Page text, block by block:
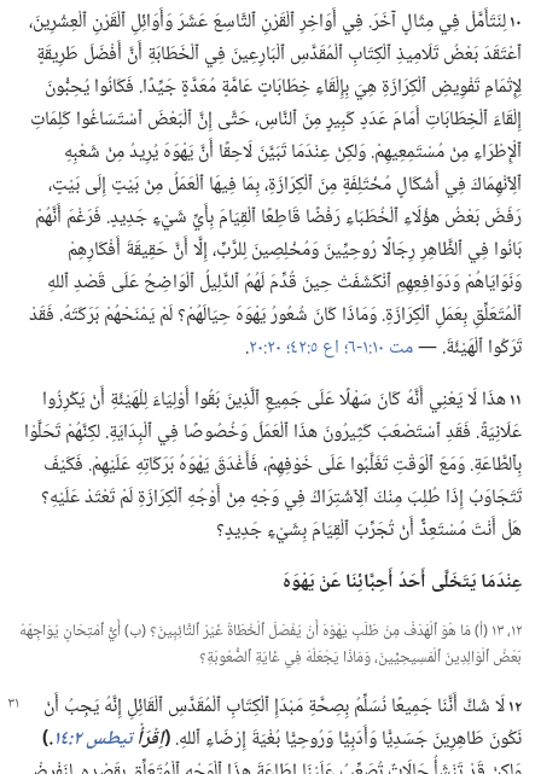
١٠لِنَتَأَمَّلْ فِي مِثَالٍ آخَرَ.‏ فِي أَوَاخِرِ ٱلْقَرْنِ ٱلتَّاسِعَ عَشَرَ وَأَوَائِلِ ٱلْقَرْنِ ٱلْعِشْرِينَ،‏
ٱعْتَقَدَ بَعْضُ تَلَامِيذِ ٱلْكِتَابِ ٱلْمُقَدَّسِ ٱلْبَارِعِينَ فِي ٱلْخَطَابَةِ أَنَّ أَفْضَلَ طَرِيقَةٍ
لِإِتْمَامِ تَفْوِيضِ ٱلْكِرَازَةِ هِيَ بِإِلْقَاءِ خِطَابَاتٍ عَامَّةٍ مُعَدَّةٍ جَيِّدًا.‏ فَكَانُوا يُحِبُّونَ
إِلْقَاءَ ٱلْخِطَابَاتِ أَمَامَ عَدَدٍ كَبِيرٍ مِنَ ٱلنَّاسِ،‏ حَتَّى إِنَّ ٱلْبَعْضَ ٱسْتَسَاغُوا كَلِمَاتِ
ٱلْإِطْرَاءِ مِنْ مُسْتَمِعِيهِمْ.‏ وَلكِنْ عِنْدَمَا تَبَيَّنَ لَاحِقًا أَنَّ يَهْوَهَ يُرِيدُ مِنْ شَعْبِهِ
ٱلِٱنْهِمَاكَ فِي أَشْكَالٍ مُخْتَلِفَةٍ مِنَ ٱلْكِرَازَةِ،‏ بِمَا فِيهَا ٱلْعَمَلُ مِنْ بَيْتٍ إِلَى بَيْتٍ،‏
رَفَضَ بَعْضُ هؤُلَاءِ ٱلْخُطَبَاءِ رَفْضًا قَاطِعًا ٱلْقِيَامَ بِأَيِّ شَيْءٍ جَدِيدٍ.‏ فَرَغْمَ أَنَّهُمْ
بَانُوا فِي ٱلظَّاهِرِ رِجَالًا رُوحِيِّينَ وَمُخْلِصِينَ لِلرَّبِّ،‏ إِلَّا أَنَّ حَقِيقَةَ أَفْكَارِهِمْ
وَنَوَايَاهُمْ وَدَوَافِعِهِمِ ٱنْكَشَفَتْ حِينَ قُدِّمَ لَهُمُ ٱلدَّلِيلُ ٱلْوَاضِحُ عَلَى قَصْدِ ٱللهِ
ٱلْمُتَعَلِّقِ بِعَمَلِ ٱلْكِرَازَةِ.‏ وَمَاذَا كَانَ شُعُورُ يَهْوَهَ حِيَالَهُمْ؟‏ لَمْ يَمْنَحْهُمْ بَرَكَتَهُ.‏ فَقَدْ
تَرَكُوا ٱلْهَيْئَةَ.‏ —‏مت ١٠:‏١-‏٦؛‏ اع ٥:‏٤٢؛‏ ‏.‏
١١هذَا لَا يَعْنِي أَنَّهُ كَانَ سَهْلًا عَلَى جَمِيعِ ٱلَّذِينَ بَقُوا أَوْلِيَاءَ لِلْهَيْئَةِ أَنْ يَكْرِزُوا
عَلَانِيَةً.‏ فَقَدِ ٱسْتَصْعَبَ كَثِيرُونَ هذَا ٱلْعَمَلَ وَخُصُوصًا فِي ٱلْبِدَايَةِ.‏ لكِنَّهُمْ تَحَلَّوْا
بِٱلطَّاعَةِ.‏ وَمَعَ ٱلْوَقْتِ تَغَلَّبُوا عَلَى خَوْفِهِمْ،‏ فَأَغْدَقَ يَهْوَهُ بَرَكَاتِهِ عَلَيْهِمْ.‏ فَكَيْفَ
تَتَجَاوَبُ إِذَا طُلِبَ مِنْكَ ٱلِٱشْتِرَاكُ فِي وَجْهٍ مِنْ أَوْجُهِ ٱلْكِرَازَةِ لَمْ تَعْتَدْ عَلَيْهِ؟‏
هَلْ أَنْتَ مُسْتَعِدٌّ أَنْ تُجَرِّبَ ٱلْقِيَامَ بِشَيْءٍ جَدِيدٍ؟‏
عِنْدَمَا يَتَخَلَّى أَحَدُ أَحِبَّائِنَا عَنْ يَهْوَهَ
١٢،‏ ١٣ (‏أ)‏ مَا هُوَ ٱلْهَدَفُ مِنْ طَلَبِ يَهْوَهَ أَنْ يُفْصَلَ ٱلْخُطَاةُ غَيْرُ ٱلتَّائِبِينَ؟‏ (‏ب)‏ أَيُّ ٱمْتِحَانٍ يُوَاجِهُهُ
بَعْضُ ٱلْوَالِدِينَ ٱلْمَسِيحِيِّينَ،‏ وَمَاذَا يَجْعَلُهُ فِي غَايَةِ ٱلصُّعُوبَةِ؟‏
١٢لَا شَكَّ أَنَّنَا جَمِيعًا نُسَلِّمُ بِصِحَّةِ مَبْدَإِ ٱلْكِتَابِٱلْمُقَدَّسِ ٱلْقَائِلِ إِنَّهُ يَجِبُ أَنْ
نَكُونَ طَاهِرِينَ جَسَدِيًّا وَأَدَبِيًّا وَرُوحِيًّا بُغْيَةَ إِرْضَاءِ ٱللهِ.‏‏(‏اِقْرَأْتيطس ٢:‏١٤ ‏.‏
‏)‏